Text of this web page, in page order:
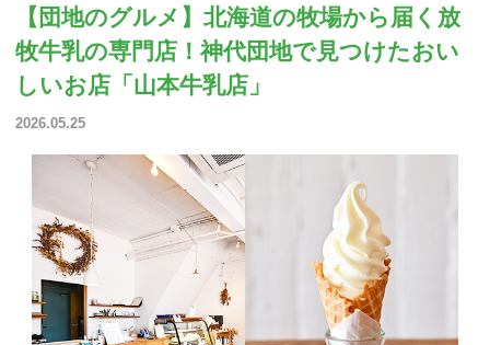
【団地のグルメ】北海道の牧場から届く放
牧牛乳の専門店！神代団地で見つけたおい
しいお店「山本牛乳店」
2026.05.25